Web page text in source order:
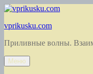
Перейти
содержимому
vprikusku.com
Приливные волны.
Меню